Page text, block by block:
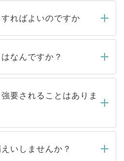
ればよいのですか
したら、弊社担当者がご
、その後メールもしくは
業日以内にはご連絡をせて
、しばらくお待ちくださ
なんですか？
で取り扱っている求人の
サイトからご覧いただ
人」です。非公開求人は
て、一般には公開してい
るため 人気のある医療機
要されることはありま
することは一切ありませ
募先から内定をいただい
いしませんか？